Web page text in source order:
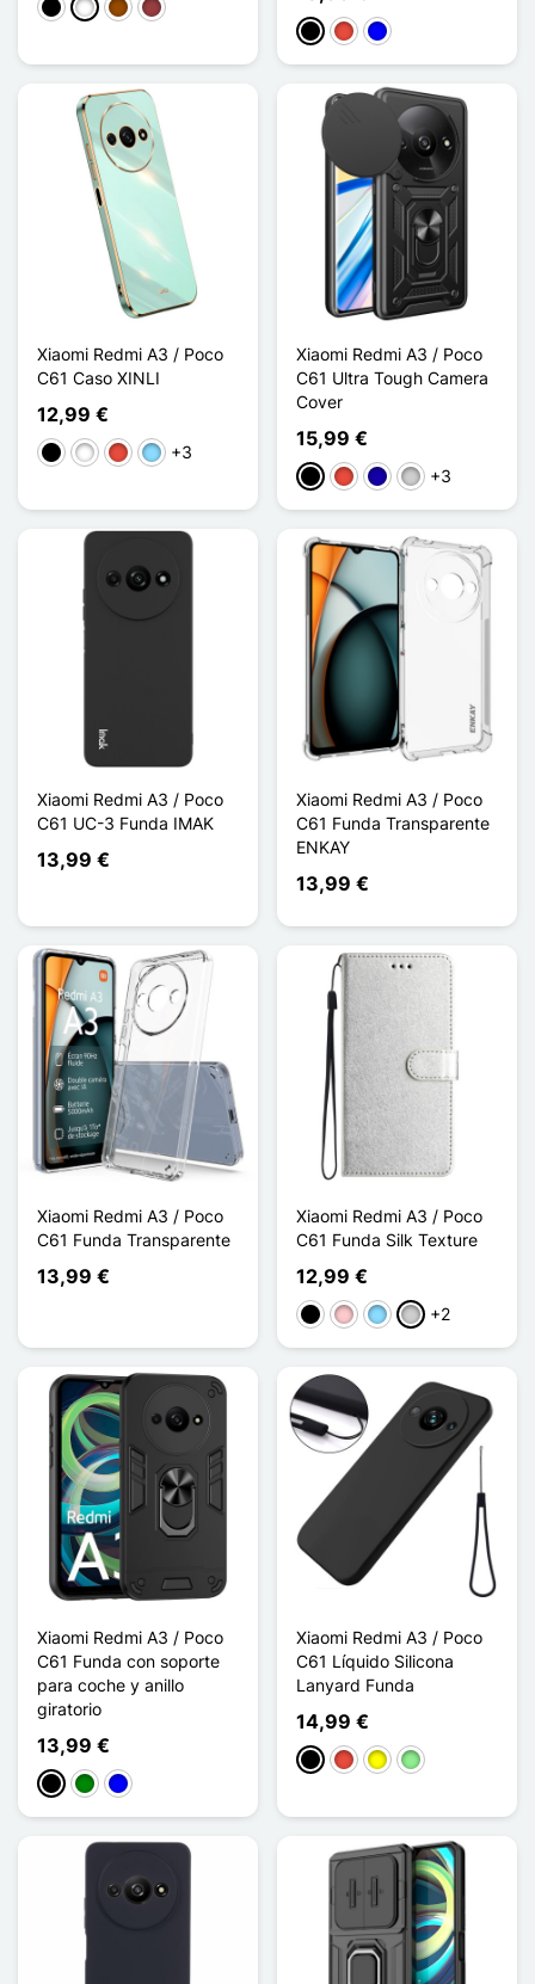
NegroBlancoMarrónRojo oscuro
NegroRojoAzul
Xiaomi Redmi A3 / Poco
C61 Caso XINLI
12,99 €
NegroBlancoRojoAzul claro
+3
Xiaomi Redmi A3 / Poco
C61 Ultra Tough Camera
Cover
15,99 €
NegroRojoAzul oscuro
Plata+3
Xiaomi Redmi A3 / Poco
C61 UC-3 Funda IMAK
13,99 €
Xiaomi Redmi A3 / Poco
C61 Funda Transparente
ENKAY
13,99 €
Xiaomi Redmi A3 / Poco
C61 Funda Transparente
13,99 €
Xiaomi Redmi A3 / Poco
C61 Funda Silk Texture
12,99 €
NegroRosaAzul claro
Plata+2
Xiaomi Redmi A3 / Poco
C61 Funda con soporte
para coche y anillo
giratorio
13,99 €
NegroVerdeAzul
Xiaomi Redmi A3 / Poco
C61 Líquido Silicona
Lanyard Funda
14,99 €
NegroRojoAmarilloVerde claro